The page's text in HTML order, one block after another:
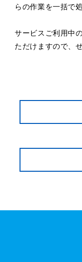
らの作業を一括で
サービスご利用中
ただけますので、